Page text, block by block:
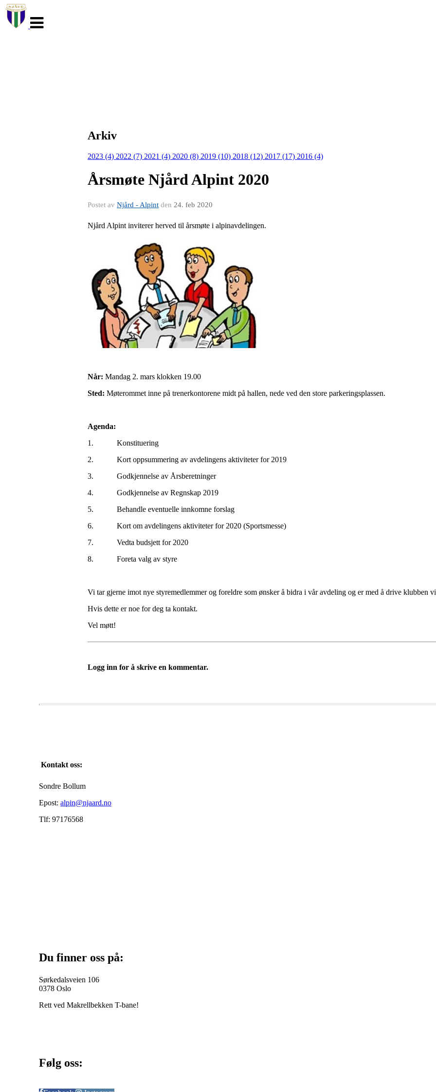
navigasjon
Arkiv
2023 (4) 2022 (7) 2021 (4) 2020 (8) 2019 (10) 2018 (12) 2017 (17) 2016 (4)
Årsmøte Njård Alpint 2020
Postet av Njård - Alpint den 24. feb 2020
Njård Alpint inviterer herved til årsmøte i alpinavdelingen.
Når: Mandag 2. mars klokken 19.00
Sted: Møterommet inne på trenerkontorene midt på hallen, nede ved den store parkeringsplassen.
Agenda:
1. Konstituering
2. Kort oppsummering av avdelingens aktiviteter for 2019
3. Godkjennelse av Årsberetninger
4. Godkjennelse av Regnskap 2019
5. Behandle eventuelle innkomne forslag
6. Kort om avdelingens aktiviteter for 2020 (Sportsmesse)
7. Vedta budsjett for 2020
8. Foreta valg av styre
Vi tar gjerne imot nye styremedlemmer og foreldre som ønsker å bidra i vår avdeling og er med å drive klubben
Hvis dette er noe for deg ta kontakt.
Vel møtt!
Logg inn for å skrive en kommentar.
Kontakt oss:
Sondre Bollum
Epost: alpin@njaard.no
Tlf: 97176568
Du finner oss på:
Sørkedalsveien 106
0378 Oslo
Rett ved Makrellbekken T-bane!
Følg oss: